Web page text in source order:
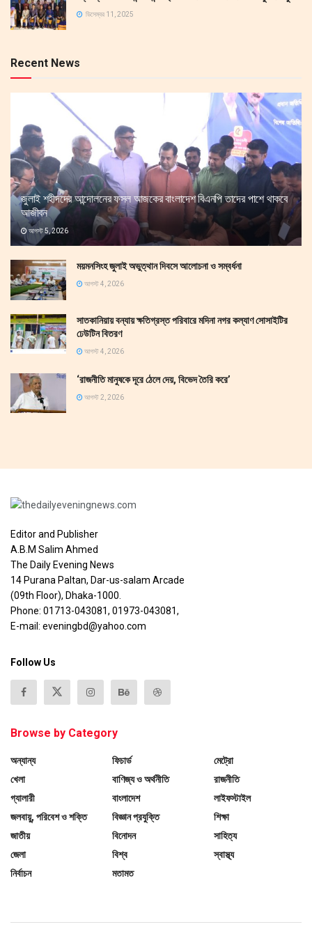
ডিসেম্বর 11, 2025
Recent News
জুলাই শহীদদের আন্দোলনের ফসল আজকের বাংলাদেশ বিএনপি তাদের পাশে থাকবে
আজীবন
আগস্ট 5, 2026
ময়মনসিংহ জুলাই অভুত্থান দিবসে আলোচনা ও সম্বর্ধনা
আগস্ট 4, 2026
সাতকানিয়ায় বন্যায় ক্ষতিগ্রস্ত পরিবারে মদিনা নগর কল্যাণ সোসাইটির
ঢেউটিন বিতরণ
আগস্ট 4, 2026
‘রাজনীতি মানুষকে দূরে ঠেলে দেয়, বিভেদ তৈরি করে’
আগস্ট 2, 2026
Editor and Publisher
A.B.M Salim Ahmed
The Daily Evening News
14 Purana Paltan, Dar-us-salam Arcade
(09th Floor), Dhaka-1000.
Phone: 01713-043081, 01973-043081,
E-mail: eveningbd@yahoo.com
Follow Us
Browse by Category
অন্যান্য
খেলা
গ্যালারী
জলবায়ু, পরিবেশ ও শক্তি
জাতীয়
জেলা
নির্বাচন
ফিচার্ড
বাণিজ্য ও অর্থনীতি
বাংলাদেশ
বিজ্ঞান প্রযুক্তি
বিনোদন
বিশ্ব
মতামত
মেট্রো
রাজনীতি
লাইফস্টাইল
শিক্ষা
সাহিত্য
স্বাস্থ্য